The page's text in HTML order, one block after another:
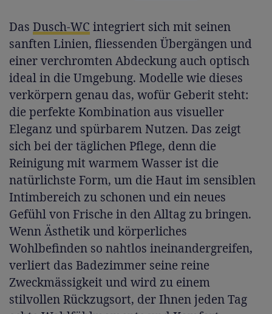
Das Dusch-WC integriert sich mit seinen
sanften Linien, fliessenden Übergängen und
einer verchromten Abdeckung auch optisch
ideal in die Umgebung. Modelle wie dieses
verkörpern genau das, wofür Geberit steht:
die perfekte Kombination aus visueller
Eleganz und spürbarem Nutzen. Das zeigt
sich bei der täglichen Pflege, denn die
Reinigung mit warmem Wasser ist die
natürlichste Form, um die Haut im sensiblen
Intimbereich zu schonen und ein neues
Gefühl von Frische in den Alltag zu bringen.
Wenn Ästhetik und körperliches
Wohlbefinden so nahtlos ineinandergreifen,
verliert das Badezimmer seine reine
Zweckmässigkeit und wird zu einem
stilvollen Rückzugsort, der Ihnen jeden Tag